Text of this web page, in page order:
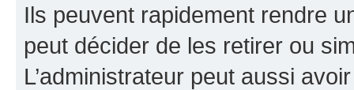
Ils peuvent rapidement rendre
peut décider de les retirer ou
L’administrateur peut aussi